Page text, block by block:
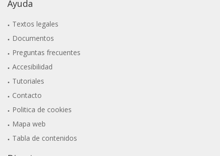
Ayuda
Textos legales
Documentos
Preguntas frecuentes
Accesibilidad
Tutoriales
Contacto
Politica de cookies
Mapa web
Tabla de contenidos